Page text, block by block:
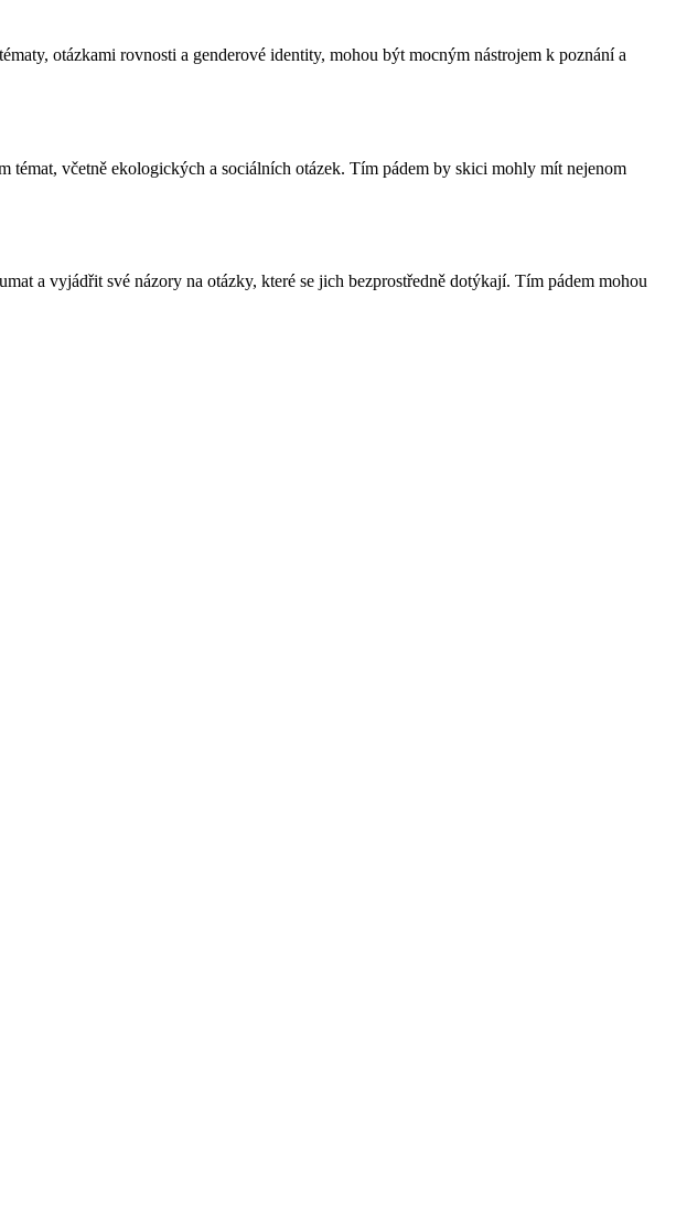
otázkami rovnosti a genderové identity, mohou být mocným nástrojem k poznání a
témat, včetně ekologických a sociálních otázek. Tím pádem by skici mohly mít nejenom
a vyjádřit své názory na otázky, které se jich bezprostředně dotýkají. Tím pádem mohou